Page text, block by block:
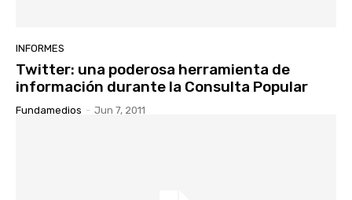
INFORMES
Twitter: una poderosa herramienta de
información durante la Consulta Popular
Fundamedios - Jun 7, 2011